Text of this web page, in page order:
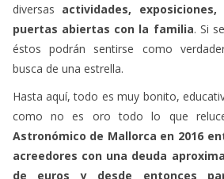
diversas actividades,
puertas abiertas con la familia. Si
éstos podrán sentirse como
busca de una estrella.
Hasta aquí, todo es muy bonito,
como no es oro todo lo que
Astronómico de Mallorca en 2016
acreedores con una deuda
de euros y desde entonces